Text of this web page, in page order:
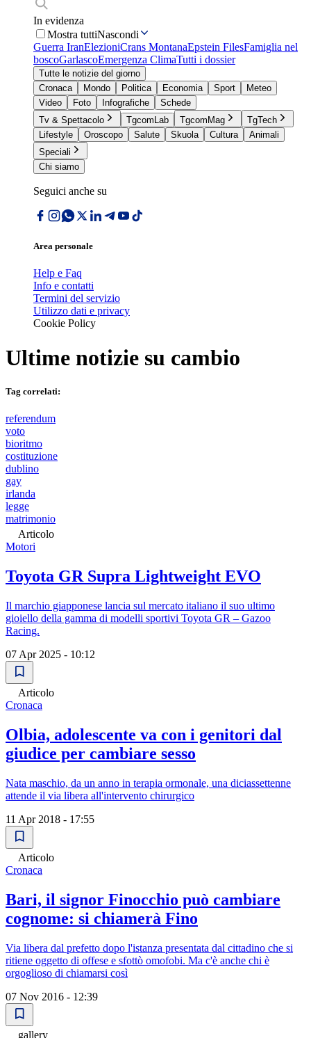
In evidenza
Mostra tuttiNascondi
Guerra IranElezioniCrans MontanaEpstein FilesFamiglia nel
boscoGarlascoEmergenza ClimaTutti i dossier
Tutte le notizie del giorno
Cronaca
Mondo Politica Economia Sport
Meteo
Video
Foto Infografiche
Schede
Tv & Spettacolo
TgcomLab TgcomMag
TgTech
Lifestyle
Oroscopo Salute Skuola Cultura
Animali
Speciali
Chi siamo
Seguici anche su
Area personale
Help e Faq
Info e contatti
Termini del servizio
Utilizzo dati e privacy
Cookie Policy
Ultime notizie su cambio
Tag correlati:
referendum
voto
bioritmo
costituzione
dublino
gay
irlanda
legge
matrimonio
Articolo
Motori
Toyota GR Supra Lightweight EVO
Il marchio giapponese lancia sul mercato italiano il suo ultimo
gioiello della gamma di modelli sportivi Toyota GR – Gazoo
Racing.
07 Apr 2025 - 10:12
Articolo
Cronaca
Olbia, adolescente va con i genitori dal
giudice per cambiare sesso
Nata maschio, da un anno in terapia ormonale, una diciassettenne
attende il via libera all'intervento chirurgico
11 Apr 2018 - 17:55
Articolo
Cronaca
Bari, il signor Finocchio può cambiare
cognome: si chiamerà Fino
Via libera dal prefetto dopo l'istanza presentata dal cittadino che si
ritiene oggetto di offese e sfottò omofobi. Ma c'è anche chi è
orgoglioso di chiamarsi così
07 Nov 2016 - 12:39
gallery